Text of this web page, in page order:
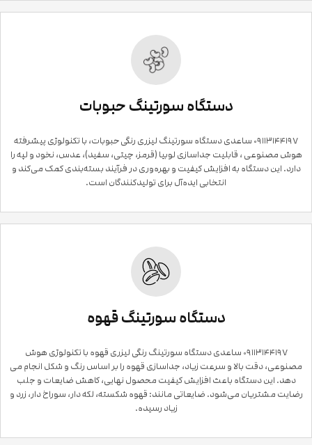
دستگاه سورتینگ حبوبات
۰۹۱۱۳۱۴۴۱۹۷ ساعدی دستگاه سورتینگ لیزری رنگی حبوبات، با تکنولوژی پیشرفته
هوش مصنوعی ، قابلیت جداسازی لوبیا (قرمز، چیتی، سفید)، عدس، نخود و لپه را
دارد. این دستگاه به افزایش کیفیت و بهره‌وری در فرآیند بسته‌بندی کمک می‌کند و
انتخابی ایده‌آل برای تولیدکنندگان است.
دستگاه سورتینگ قهوه
۰۹۱۱۳۱۴۴۱۹۷ ساعدی دستگاه سورتینگ رنگی لیزری قهوه با تکنولوژی هوش
مصنوعی، دقت بالا و سرعت زیاد، جداسازی قهوه را بر اساس رنگ و شکل انجام می
دهد. این دستگاه باعث افزایش کیفیت محصول نهایی، کاهش ضایعات و جلب
رضایت مشتریان می‌شود. ضایعاتی مانند: قهوه شکسته، لکه دار، سوراخ دار، زرد و
زیاد رسیده.